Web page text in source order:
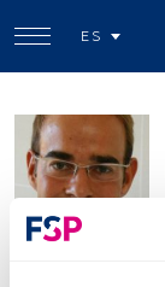
ES